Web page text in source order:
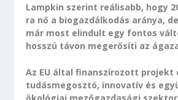
Lampkin szerint reálisabb, hogy
ra nő a biogazdálkodás aránya,
már most elindult egy fontos
hosszú távon megerősíti az
Az EU által finanszírozott projekt
tudásmegosztó, innovatív és